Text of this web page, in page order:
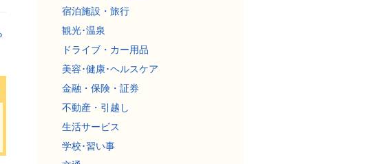
宿泊施設・旅行
観光･温泉
ドライブ・カー用品
美容･健康･ヘルスケア
金融・保険・証券
不動産・引越し
生活サービス
学校･習い事